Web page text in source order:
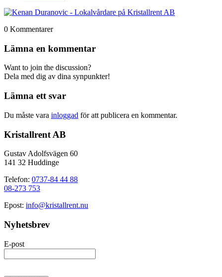
0 Kommentarer
Lämna en kommentar
Want to join the discussion?
Dela med dig av dina synpunkter!
Lämna ett svar
Du måste vara inloggad för att publicera en kommentar.
Kristallrent AB
Gustav Adolfsvägen 60
141 32 Huddinge
Telefon: 0737-84 44 88
08-273 753
Epost: info@kristallrent.nu
Nyhetsbrev
E-post